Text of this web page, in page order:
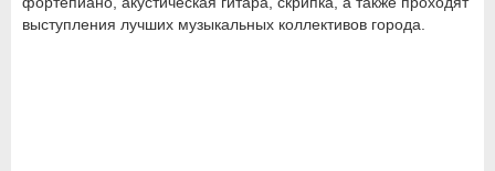
выступления лучших музыкальных коллективов города.